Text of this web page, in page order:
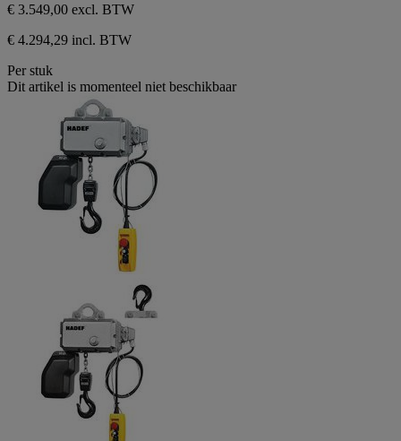
€ 3.549,00 excl. BTW
€ 4.294,29 incl. BTW
Per stuk
Dit artikel is momenteel niet beschikbaar